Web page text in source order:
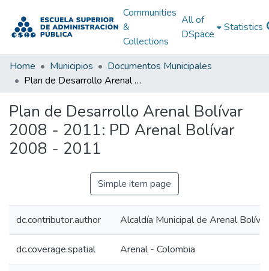
Communities
&
Collections
All of
DSpace
Statistics
Home Municipios
Documentos Municipales
Plan de Desarrollo Arenal Bolívar 2008 - 2011: PD Arenal Bolívar 2008 - 2011
Plan de Desarrollo Arenal Bolívar
2008 - 2011: PD Arenal Bolívar
2008 - 2011
Simple item page
dc.contributor.author Alcaldía Municipal de Arenal Bolívar
dc.coverage.spatial Arenal - Colombia